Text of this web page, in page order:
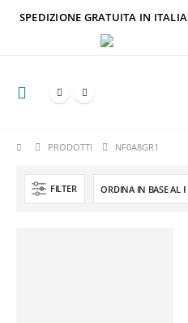
SPEDIZIONE GRATUITA IN
PRODOTTI NF0A8GR1
FILTER